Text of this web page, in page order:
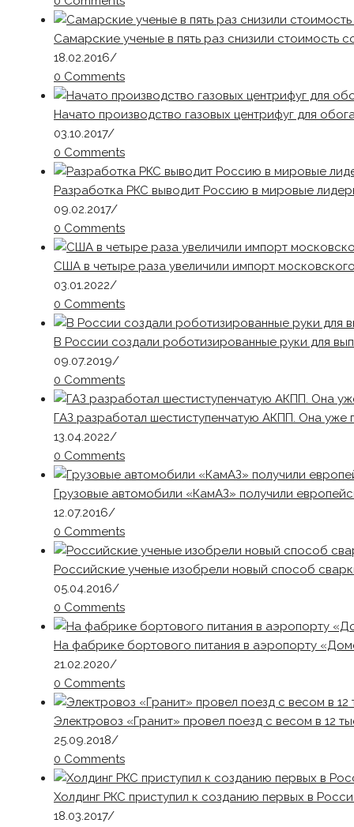
Самарские ученые в пять раз снизили стоимость
18.02.2016/
0 Comments
Начато производство газовых центрифуг для
03.10.2017/
0 Comments
Разработка РКС выводит Россию в мировые
09.02.2017/
0 Comments
США в четыре раза увеличили импорт
03.01.2022/
0 Comments
В России создали роботизированные руки для
09.07.2019/
0 Comments
ГАЗ разработал шестиступенчатую АКПП. Она уже
13.04.2022/
0 Comments
Грузовые автомобили «КамАЗ» получили
12.07.2016/
0 Comments
Российские ученые изобрели новый способ
05.04.2016/
0 Comments
На фабрике бортового питания в аэропорту
21.02.2020/
0 Comments
Электровоз «Гранит» провел поезд с весом в 12
25.09.2018/
0 Comments
Холдинг РКС приступил к созданию первых в
18.03.2017/